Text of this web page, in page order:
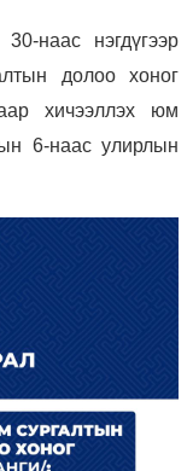
наас нэгдүгээр
долоо хоног
хичээллэх юм
6-наас улирлын